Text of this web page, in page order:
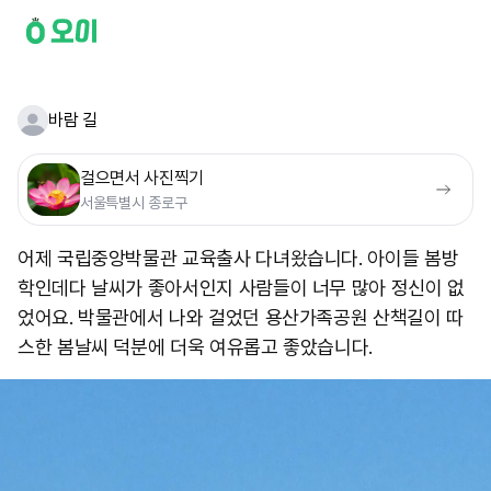
바람 길
걸으면서 사진찍기
서울특별시 종로구
어제 국립중앙박물관 교육출사 다녀왔습니다. 아이들 봄방
학인데다 날씨가 좋아서인지 사람들이 너무 많아 정신이 없
었어요. 박물관에서 나와 걸었던 용산가족공원 산책길이 따
스한 봄날씨 덕분에 더욱 여유롭고 좋았습니다.